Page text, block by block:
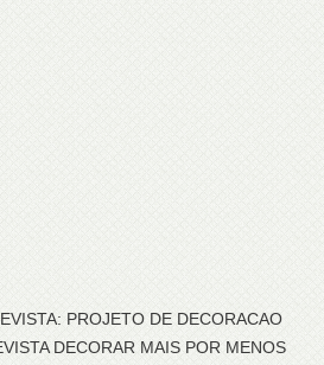
PROJETO DE DECORACAO
DECORAR MAIS POR MENOS